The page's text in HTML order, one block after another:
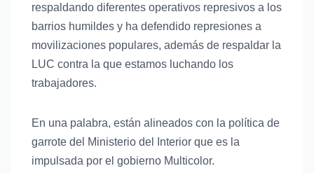
respaldando diferentes operativos represivos a los
barrios humildes y ha defendido represiones a
movilizaciones populares, además de respaldar la
LUC contra la que estamos luchando los
trabajadores.
En una palabra, están alineados con la política de
garrote del Ministerio del Interior que es la
impulsada por el gobierno Multicolor.